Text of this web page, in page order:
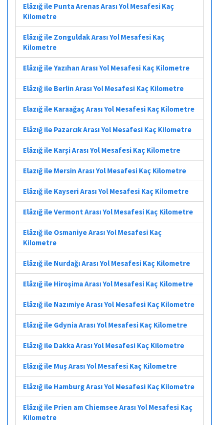
Elâzığ ile Punta Arenas Arası Yol Mesafesi Kaç
Kilometre
Elâzığ ile Zonguldak Arası Yol Mesafesi Kaç
Kilometre
Elâzığ ile Yazıhan Arası Yol Mesafesi Kaç Kilometre
Elâzığ ile Berlin Arası Yol Mesafesi Kaç Kilometre
Elazığ ile Karaağaç Arası Yol Mesafesi Kaç Kilometre
Elâzığ ile Pazarcık Arası Yol Mesafesi Kaç Kilometre
Elâzığ ile Karşi Arası Yol Mesafesi Kaç Kilometre
Elazığ ile Mersin Arası Yol Mesafesi Kaç Kilometre
Elâzığ ile Kayseri Arası Yol Mesafesi Kaç Kilometre
Elâzığ ile Vermont Arası Yol Mesafesi Kaç Kilometre
Elâzığ ile Osmaniye Arası Yol Mesafesi Kaç
Kilometre
Elâzığ ile Nurdağı Arası Yol Mesafesi Kaç Kilometre
Elâzığ ile Hiroşima Arası Yol Mesafesi Kaç Kilometre
Elâzığ ile Nazımiye Arası Yol Mesafesi Kaç Kilometre
Elâzığ ile Gdynia Arası Yol Mesafesi Kaç Kilometre
Elâzığ ile Dakka Arası Yol Mesafesi Kaç Kilometre
Elâzığ ile Muş Arası Yol Mesafesi Kaç Kilometre
Elâzığ ile Hamburg Arası Yol Mesafesi Kaç Kilometre
Elâzığ ile Prien am Chiemsee Arası Yol Mesafesi Kaç
Kilometre